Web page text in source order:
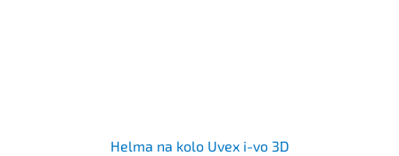
Helma na kolo Uvex i-vo 3D